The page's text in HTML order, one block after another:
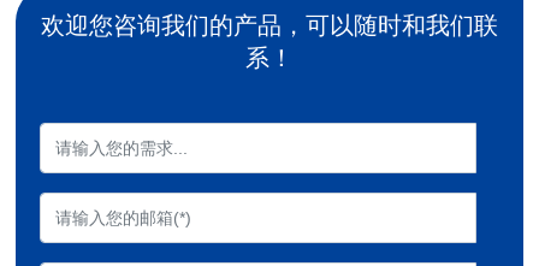
欢迎您咨询我们的产品，可以随时和我们联
系！